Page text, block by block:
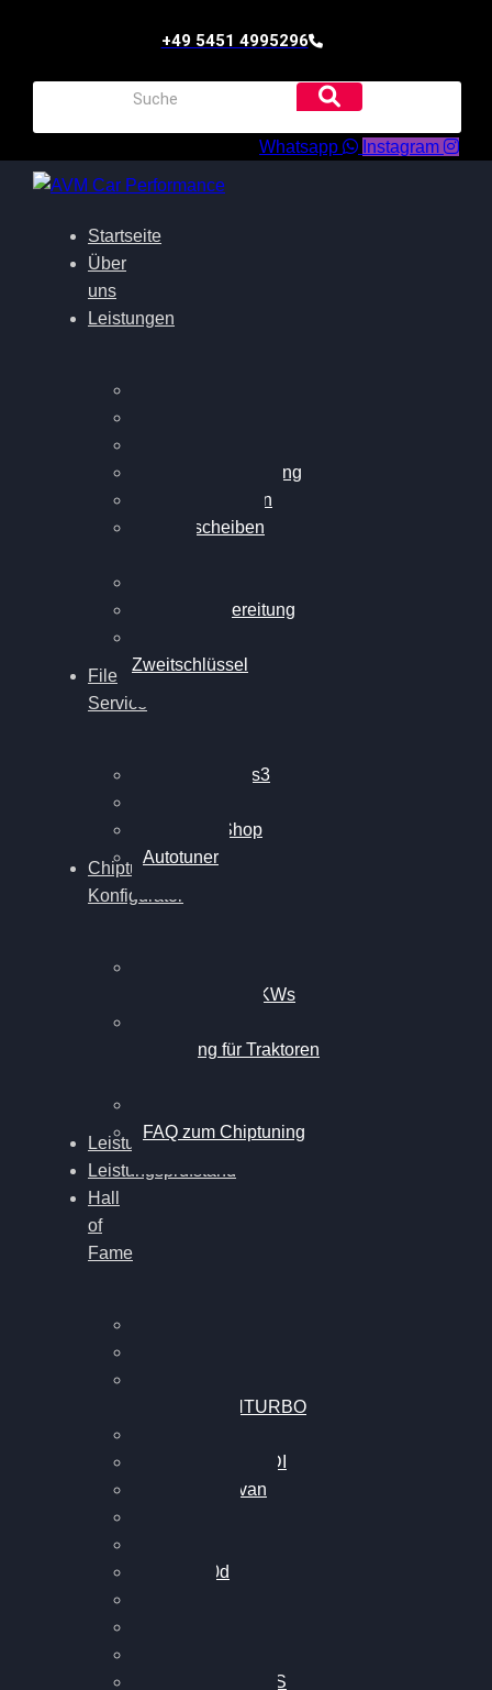
+49 5451 4995296
Whatsapp Instagram
Startseite
Über
uns
Leistungen
Getriebeoptimierung
Walnussstrahlen
Bremsscheiben
Felgenaufbereitung
Zweitschlüssel
File
Service
Alientech Kess3
Alientech Shop
Autotuner
Chiptuning
Konfigurator
Chiptuning für PKWs
Chiptuning für Traktoren
FAQ zum Chiptuning
Leistungsmessung
Leistungsprüfstand
Hall
of
Fame
MK3 V6 TWINTURBO
VW Passat 2.0TDI
VW T6 Multivan
BMW 120d
VW Passat 110PS